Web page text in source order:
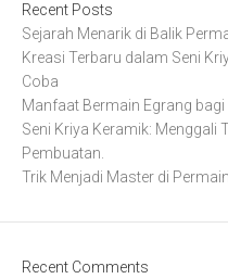
Recent Posts
Sejarah Menarik di Balik
Kreasi Terbaru dalam Seni
Coba
Manfaat Bermain Egrang
Seni Kriya Keramik: Menggali
Pembuatan.
Trik Menjadi Master di
Recent Comments